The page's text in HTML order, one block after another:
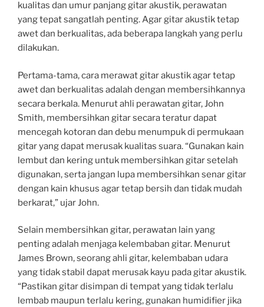
kualitas dan umur panjang gitar akustik, perawatan
yang tepat sangatlah penting. Agar gitar akustik tetap
awet dan berkualitas, ada beberapa langkah yang perlu
dilakukan.
Pertama-tama, cara merawat gitar akustik agar tetap
awet dan berkualitas adalah dengan membersihkannya
secara berkala. Menurut ahli perawatan gitar, John
Smith, membersihkan gitar secara teratur dapat
mencegah kotoran dan debu menumpuk di permukaan
gitar yang dapat merusak kualitas suara. “Gunakan kain
lembut dan kering untuk membersihkan gitar setelah
digunakan, serta jangan lupa membersihkan senar gitar
dengan kain khusus agar tetap bersih dan tidak mudah
berkarat,” ujar John.
Selain membersihkan gitar, perawatan lain yang
penting adalah menjaga kelembaban gitar. Menurut
James Brown, seorang ahli gitar, kelembaban udara
yang tidak stabil dapat merusak kayu pada gitar akustik.
“Pastikan gitar disimpan di tempat yang tidak terlalu
lembab maupun terlalu kering, gunakan humidifier jika